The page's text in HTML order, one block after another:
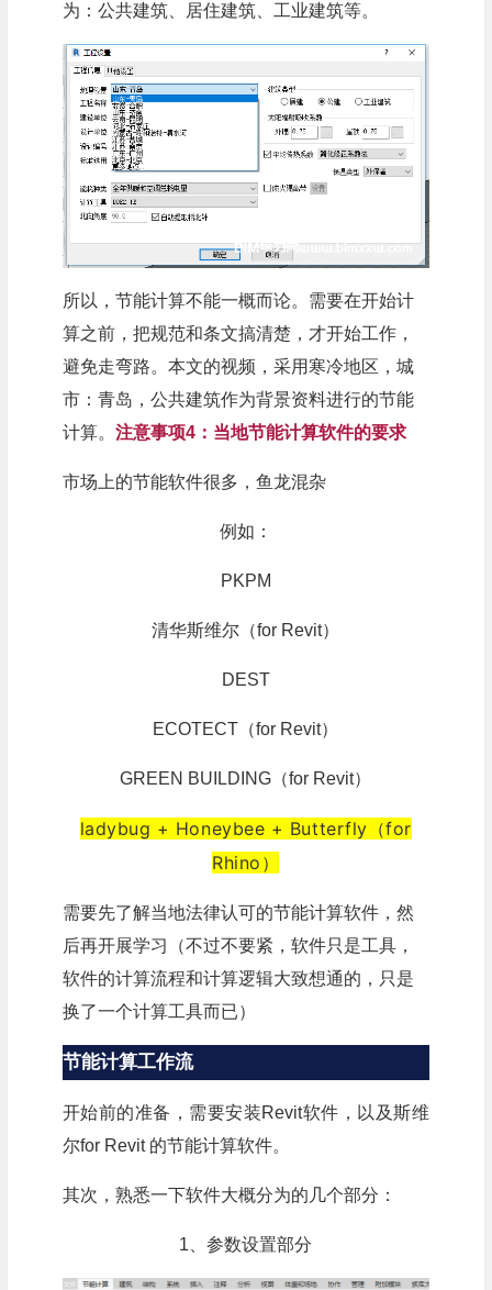
为：公共建筑、居住建筑、工业建筑等。
所以，节能计算不能一概而论。需要在开始计
算之前，把规范和条文搞清楚，才开始工作，
避免走弯路。本文的视频，采用寒冷地区，城
市：青岛，公共建筑作为背景资料进行的节能
计算。 注意事项4：当地节能计算软件的要求
市场上的节能软件很多，鱼龙混杂
例如：
PKPM
清华斯维尔 （for Revit）
DEST
ECOTECT （for Revit）
GREEN BUILDING（for Revit）
ladybug + Honeybee + Butterfly（for
Rhino）
需要先了解当地法律认可的节能计算软件，然
后再开展学习（不过不要紧，软件只是工具，
软件的计算流程和计算逻辑大致想通的，只是
换了一个计算工具而已）
节能计算工作流
开始前的准备，需要安装Revit软件，以及斯维
尔for Revit 的节能计算软件。
其次，熟悉一下软件大概分为的几个部分：
1、参数设置部分